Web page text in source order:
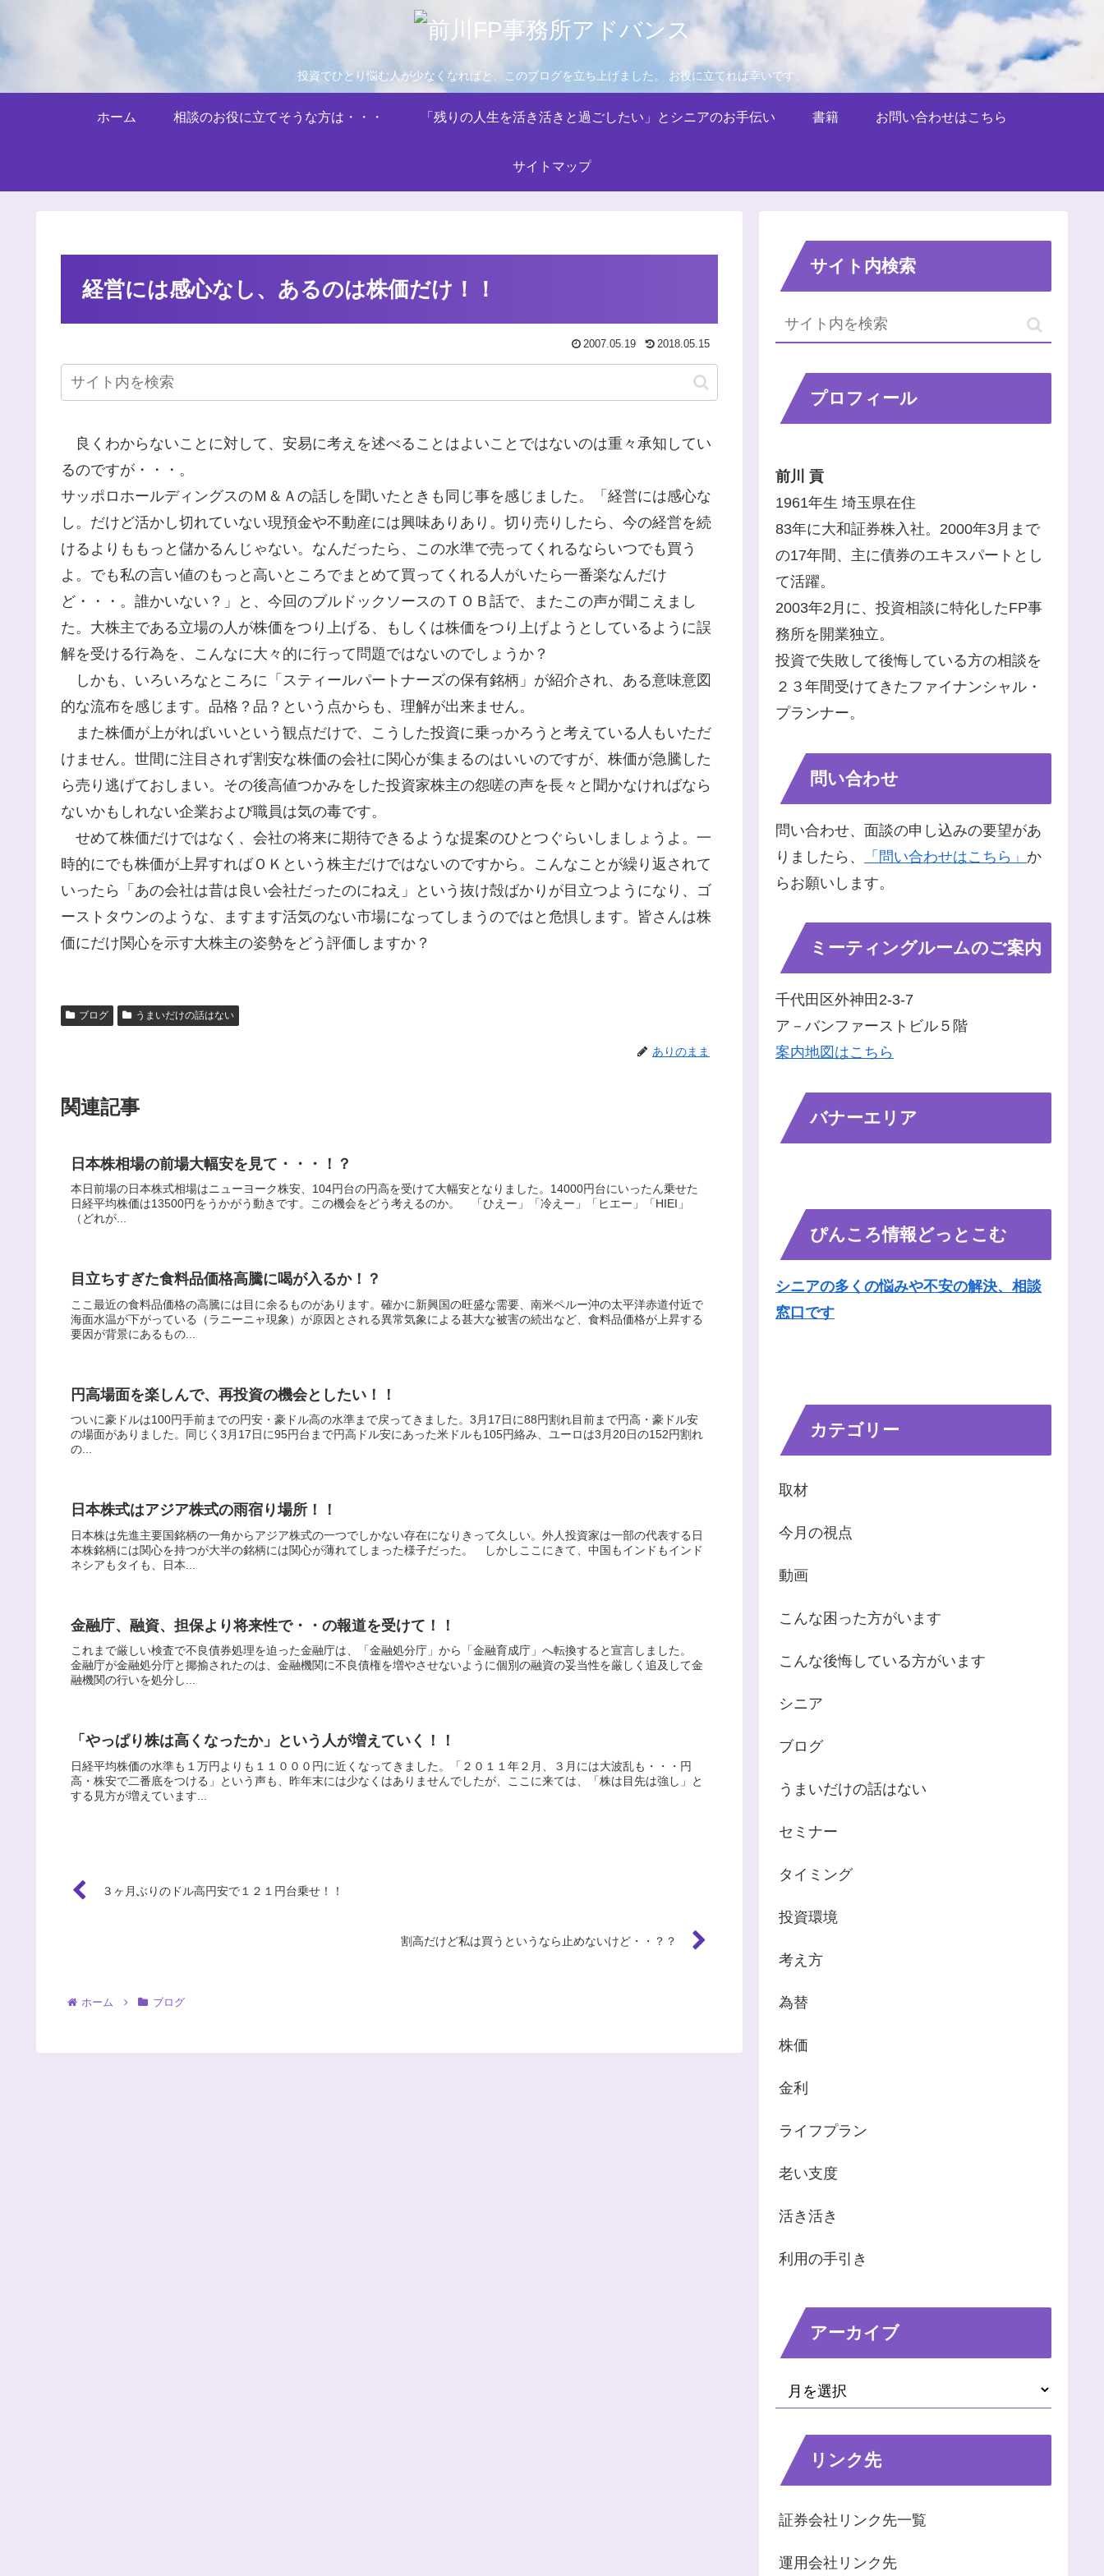
投資でひとり悩む人が少なくなればと、このブログを立ち上げました。 お役に立てれば幸いです。
ホーム 相談のお役に立てそうな方は・・・ 「残りの人生を活き活きと過ごしたい」とシニアのお手伝い 書籍 お問い合わせはこちら
サイトマップ
経営には感心なし、あるのは株価だけ！！
2007.05.19 2018.05.15
良くわからないことに対して、安易に考えを述べることはよいことではないのは重々承知してい
るのですが・・・。
サッポロホールディングスのＭ＆Ａの話しを聞いたときも同じ事を感じました。「経営には感心な
し。だけど活かし切れていない現預金や不動産には興味ありあり。切り売りしたら、今の経営を続
けるよりももっと儲かるんじゃない。なんだったら、この水準で売ってくれるならいつでも買う
よ。でも私の言い値のもっと高いところでまとめて買ってくれる人がいたら一番楽なんだけ
ど・・・。誰かいない？」と、今回のブルドックソースのＴＯＢ話で、またこの声が聞こえまし
た。大株主である立場の人が株価をつり上げる、もしくは株価をつり上げようとしているように誤
解を受ける行為を、こんなに大々的に行って問題ではないのでしょうか？
しかも、いろいろなところに「スティールパートナーズの保有銘柄」が紹介され、ある意味意図
的な流布を感じます。品格？品？という点からも、理解が出来ません。
また株価が上がればいいという観点だけで、こうした投資に乗っかろうと考えている人もいただ
けません。世間に注目されず割安な株価の会社に関心が集まるのはいいのですが、株価が急騰した
ら売り逃げておしまい。その後高値つかみをした投資家株主の怨嗟の声を長々と聞かなければなら
ないかもしれない企業および職員は気の毒です。
せめて株価だけではなく、会社の将来に期待できるような提案のひとつぐらいしましょうよ。一
時的にでも株価が上昇すればＯＫという株主だけではないのですから。こんなことが繰り返されて
いったら「あの会社は昔は良い会社だったのにねえ」という抜け殻ばかりが目立つようになり、ゴ
ーストタウンのような、ますます活気のない市場になってしまうのではと危惧します。皆さんは株
価にだけ関心を示す大株主の姿勢をどう評価しますか？
ブログ うまいだけの話はない
ありのまま
関連記事
日本株相場の前場大幅安を見て・・・！？
本日前場の日本株式相場はニューヨーク株安、104円台の円高を受けて大幅安となりました。14000円台にいったん乗せた
日経平均株価は13500円をうかがう動きです。この機会をどう考えるのか。 「ひえー」「冷えー」「ヒエー」「HIEI」
（どれが...
目立ちすぎた食料品価格高騰に喝が入るか！？
ここ最近の食料品価格の高騰には目に余るものがあります。確かに新興国の旺盛な需要、南米ペルー沖の太平洋赤道付近で
海面水温が下がっている（ラニーニャ現象）が原因とされる異常気象による甚大な被害の続出など、食料品価格が上昇する
要因が背景にあるもの...
円高場面を楽しんで、再投資の機会としたい！！
ついに豪ドルは100円手前までの円安・豪ドル高の水準まで戻ってきました。3月17日に88円割れ目前まで円高・豪ドル安
の場面がありました。同じく3月17日に95円台まで円高ドル安にあった米ドルも105円絡み、ユーロは3月20日の152円割れ
の...
日本株式はアジア株式の雨宿り場所！！
日本株は先進主要国銘柄の一角からアジア株式の一つでしかない存在になりきって久しい。外人投資家は一部の代表する日
本株銘柄には関心を持つが大半の銘柄には関心が薄れてしまった様子だった。 しかしここにきて、中国もインドもインド
ネシアもタイも、日本...
金融庁、融資、担保より将来性で・・の報道を受けて！！
これまで厳しい検査で不良債券処理を迫った金融庁は、「金融処分庁」から「金融育成庁」へ転換すると宣言しました。
金融庁が金融処分庁と揶揄されたのは、金融機関に不良債権を増やさせないように個別の融資の妥当性を厳しく追及して金
融機関の行いを処分し...
「やっぱり株は高くなったか」という人が増えていく！！
日経平均株価の水準も１万円よりも１１０００円に近くなってきました。「２０１１年２月、３月には大波乱も・・・円
高・株安で二番底をつける」という声も、昨年末には少なくはありませんでしたが、ここに来ては、「株は目先は強し」と
する見方が増えています...
３ヶ月ぶりのドル高円安で１２１円台乗せ！！
割高だけど私は買うというなら止めないけど・・？？
ホーム ブログ
サイト内検索
プロフィール
前川 貢
1961年生 埼玉県在住
83年に大和証券株入社。2000年3月まで
の17年間、主に債券のエキスパートとし
て活躍。
2003年2月に、投資相談に特化したFP事
務所を開業独立。
投資で失敗して後悔している方の相談を
２３年間受けてきたファイナンシャル・
プランナー。
問い合わせ
問い合わせ、面談の申し込みの要望があ
りましたら、
「問い合わせはこちら」 か
らお願いします。
ミーティングルームのご案内
千代田区外神田2-3-7
ア－バンファーストビル５階
案内地図はこちら
バナーエリア
ぴんころ情報どっとこむ
シニアの多くの悩みや不安の解決、相談
窓口です
カテゴリー
取材
今月の視点
動画
こんな困った方がいます
こんな後悔している方がいます
シニア
ブログ
うまいだけの話はない
セミナー
タイミング
投資環境
考え方
為替
株価
金利
ライフプラン
老い支度
活き活き
利用の手引き
アーカイブ
リンク先
証券会社リンク先一覧
運用会社リンク先